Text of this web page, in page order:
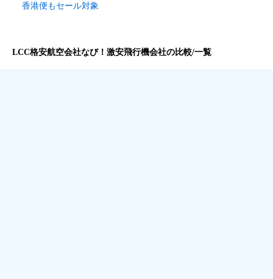
香港便もセール対象
LCC格安航空会社なび！激安飛行機会社の比較/一覧